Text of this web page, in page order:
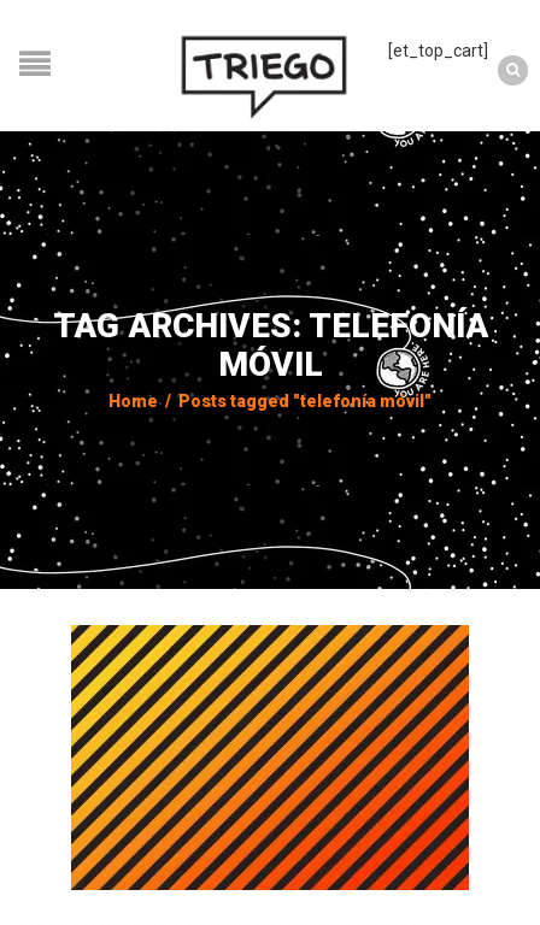
[et_top_cart]
TAG ARCHIVES: TELEFONÍA
MÓVIL
Home / Posts tagged "telefonía móvil"